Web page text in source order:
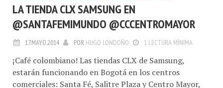
LA TIENDA CLX SAMSUNG EN
@SANTAFEMIMUNDO @CCCENTROMAYOR
17.MAYO.2014 POR HUGO LONDOÑO 1 LECTURA MÍNIMA
¡Café colombiano! Las tiendas CLX de Samsung,
estarán funcionando en Bogotá en los centros
comerciales: Santa Fé, Salitre Plaza y Centro Mayor,